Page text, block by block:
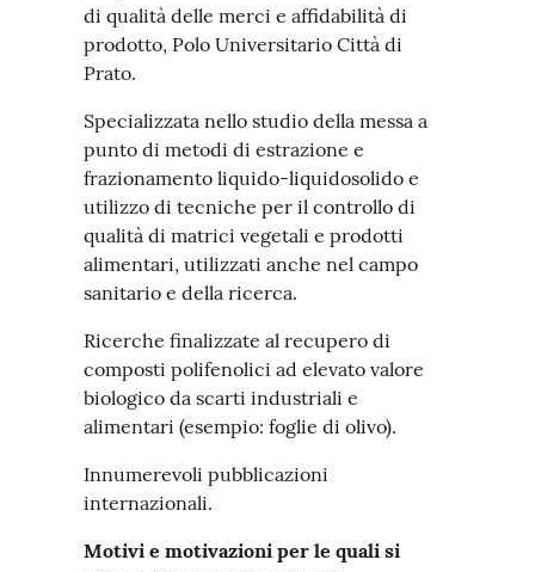
di qualità delle merci e affidabilità di
prodotto, Polo Universitario Città di
Prato.
Specializzata nello studio della messa a
punto di metodi di estrazione e
frazionamento liquido-liquidosolido e
utilizzo di tecniche per il controllo di
qualità di matrici vegetali e prodotti
alimentari, utilizzati anche nel campo
sanitario e della ricerca.
Ricerche finalizzate al recupero di
composti polifenolici ad elevato valore
biologico da scarti industriali e
alimentari (esempio: foglie di olivo).
Innumerevoli pubblicazioni
internazionali.
Motivi e motivazioni per le quali si